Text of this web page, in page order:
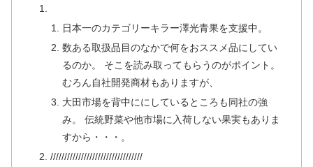
日本一のカテゴリーキラー澤光青果を支援中。
数ある取扱品目のなかで何をおススメ品にしてい
るのか。 そこを読み取ってもらうのがポイント。
むろん自社開発商材もありますが、
大田市場を背中ににしているところも同社の強
み。 伝統野菜や他市場に入荷しない果実もありま
すから・・・。
/////////////////////////////////